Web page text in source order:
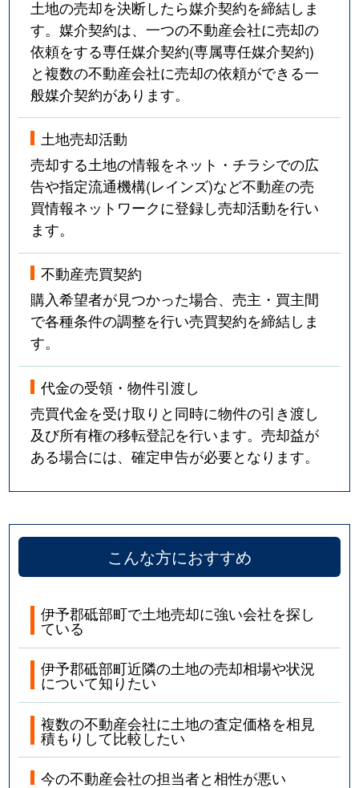
土地の売却を決断したら媒介契約を締結しま
す。媒介契約は、一つの不動産会社に売却の
依頼をする専任媒介契約(専属専任媒介契約)
と複数の不動産会社に売却の依頼ができる一
般媒介契約があります。
土地売却活動
売却する土地の情報をネット・チラシでの広
告や指定流通機構(レインズ)など不動産の売
買情報ネットワークに登録し売却活動を行い
ます。
不動産売買契約
購入希望者が見つかった場合、売主・買主間
で各種条件の調整を行い売買契約を締結しま
す。
代金の受領・物件引渡し
売買代金を受け取りと同時に物件の引き渡し
及び所有権の移転登記を行います。売却益が
ある場合には、確定申告が必要となります。
こんな方におすすめ
伊予郡砥部町で土地売却に強い会社を探し
ている
伊予郡砥部町近隣の土地の売却相場や状況
について知りたい
複数の不動産会社に土地の査定価格を相見
積もりして比較したい
今の不動産会社の担当者と相性が悪い